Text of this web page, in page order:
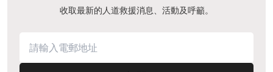
收取最新的人道救援消息、活動及呼籲。